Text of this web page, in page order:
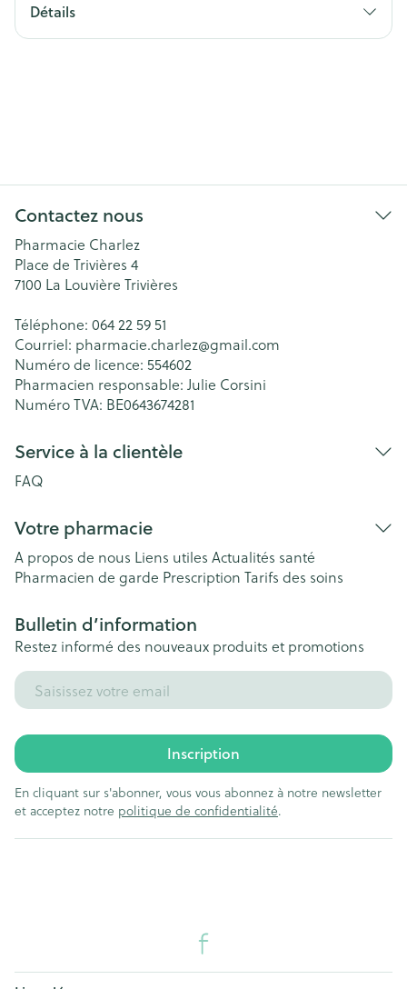
Détails
Contactez nous
Pharmacie Charlez
Place de Trivières 4
7100 La Louvière Trivières
Téléphone: 064 22 59 51
Courriel: pharmacie.charlez@gmail.com
Numéro de licence: 554602
Pharmacien responsable: Julie Corsini
Numéro TVA: BE0643674281
Service à la clientèle
FAQ
Votre pharmacie
A propos de nous Liens utiles Actualités santé
Pharmacien de garde Prescription Tarifs des soins
Bulletin d’information
Restez informé des nouveaux produits et promotions
Adresse mail
Inscription
En cliquant sur s'abonner, vous vous abonnez à notre newsletter
et acceptez notre politique de confidentialité.